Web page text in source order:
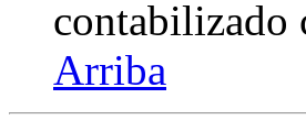
contabilizado
Arriba